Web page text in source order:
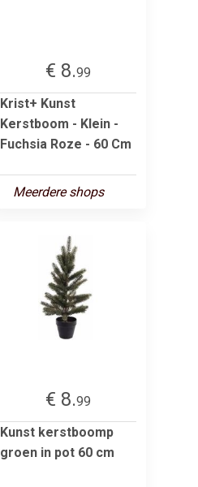
€ 8.99
Krist+ Kunst
Kerstboom - Klein -
Fuchsia Roze - 60 Cm
Meerdere shops
€ 8.99
Kunst kerstboomp
groen in pot 60 cm